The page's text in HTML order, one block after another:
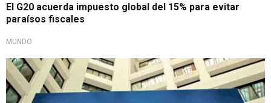
El G20 acuerda impuesto global del 15% para evitar
paraísos fiscales
MUNDO